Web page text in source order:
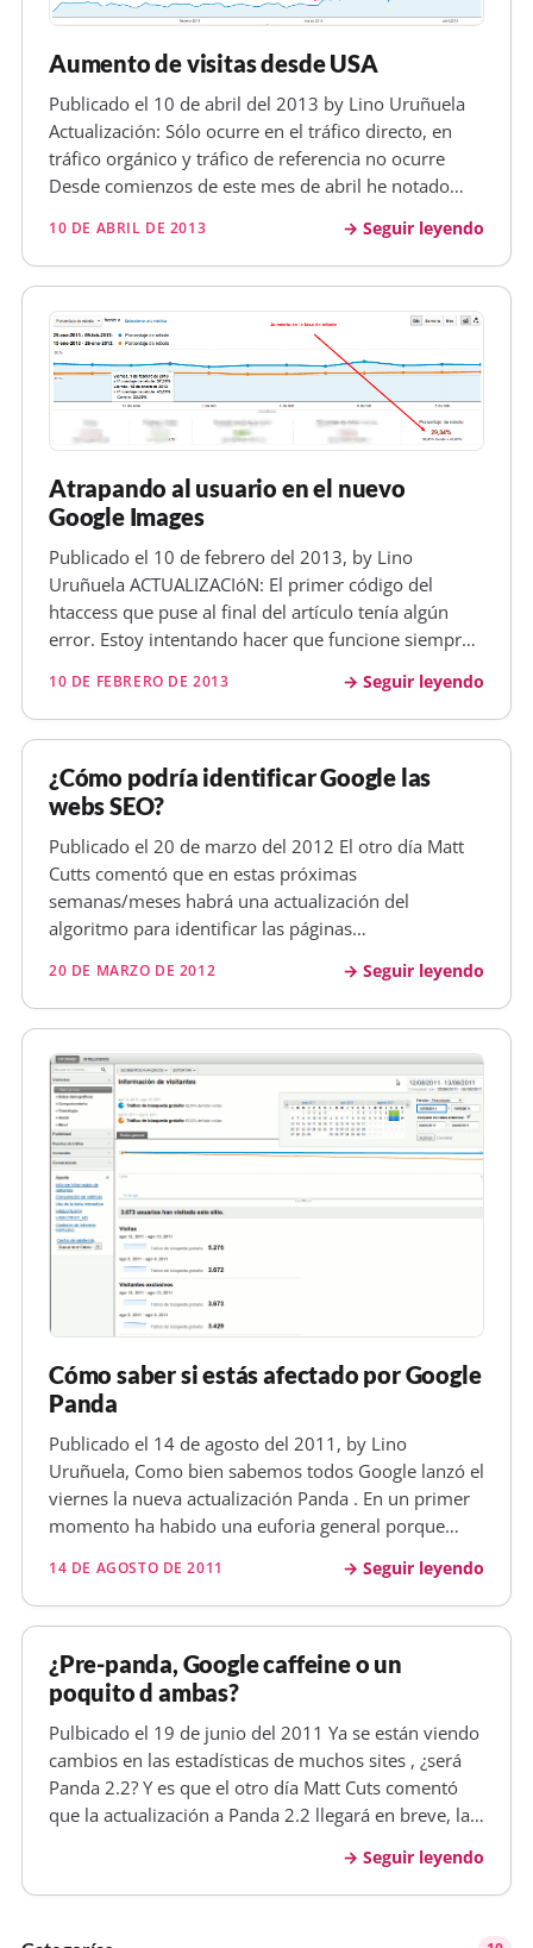
Aumento de visitas desde USA
Publicado el 10 de abril del 2013 by Lino Uruñuela
Actualización: Sólo ocurre en el tráfico directo, en
tráfico orgánico y tráfico de referencia no ocurre
Desde comienzos de este mes de abril he notado
no sabía muy bien ya que coincidía con la Semana
Santa y no es…
10 DE ABRIL DE 2013 Seguir leyendo
Atrapando al usuario en el nuevo
Google Images
Publicado el 10 de febrero del 2013, by Lino
Uruñuela ACTUALIZACIóN: El primer código del
htaccess que puse al final del artículo tenía algún
error. Estoy intentando hacer que funcione siempre,
htaccess, aunque parece que no llega a func ionar
del todo . Con Firefox sí…
10 DE FEBRERO DE 2013 Seguir leyendo
¿Cómo podría identificar Google las
webs SEO?
Publicado el 20 de marzo del 2012 El otro día Matt
Cutts comentó que en estas próximas
semanas/meses habrá una actualización del
algoritmo para identificar las páginas
comentado en varios sitios como WMT SER o SEL Los
puntos que comenta la verdad que no son nada
nuevo keyword…
20 DE MARZO DE 2012 Seguir leyendo
Cómo saber si estás afectado por Google
Panda
Publicado el 14 de agosto del 2011, by Lino
Uruñuela, Como bien sabemos todos Google lanzó el
viernes la nueva actualización Panda . En un primer
momento ha habido una euforia general porque
comparación con días anteriores pero es que Google
Analytics ha aprovechado para c…
14 DE AGOSTO DE 2011 Seguir leyendo
¿Pre-panda, Google caffeine o un
poquito d ambas?
Pulbicado el 19 de junio del 2011 Ya se están viendo
cambios en las estadísticas de muchos sites , ¿será
Panda 2.2? Y es que el otro día Matt Cuts comentó
que la actualización a Panda 2.2 llegará en breve, la
de meses. Y justo unas semanas después comienza a
ocurri es…
Seguir leyendo